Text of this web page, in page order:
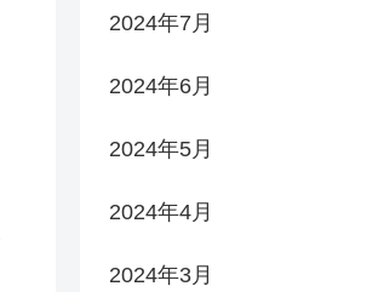
2024年7月
2024年6月
2024年5月
2024年4月
2024年3月